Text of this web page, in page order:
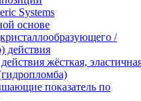
Systems
основе
/
действия
жёсткая,
показатель по